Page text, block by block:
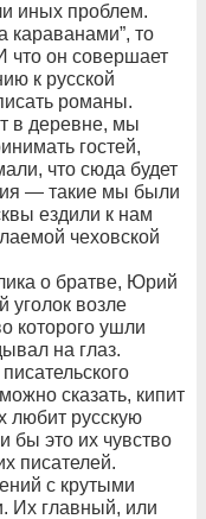
иных проблем.
караванами”, то
что он совершает
к русской
романы.
в деревне, мы
гостей,
что сюда будет
— такие мы были
ездили к нам
чеховской
о братве, Юрий
уголок возле
которого ушли
на глаз.
сказать, кипит
любит русскую
бы это их чувство
писателей.
с крутыми
Их главный, или